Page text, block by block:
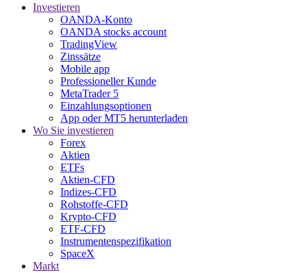
Investieren
OANDA-Konto
OANDA stocks account
TradingView
Zinssätze
Mobile app
Professioneller Kunde
MetaTrader 5
Einzahlungsoptionen
App oder MT5 herunterladen
Wo Sie investieren
Forex
Aktien
ETFs
Aktien-CFD
Indizes-CFD
Rohstoffe-CFD
Krypto-CFD
ETF-CFD
Instrumentenspezifikation
SpaceX
Markt